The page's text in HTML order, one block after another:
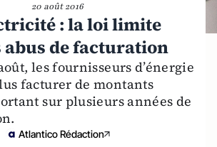
20 août 2016
: la loi limite
abus de facturation
les fournisseurs d’énergie
facturer de montants
sur plusieurs années de
Atlantico Rédaction